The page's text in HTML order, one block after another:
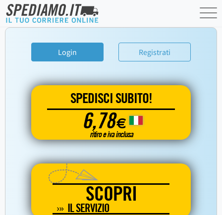
Login Registrati
SPEDISCI SUBITO!
6,78€
ritiro e iva inclusa
SCOPRI
IL SERVIZIO